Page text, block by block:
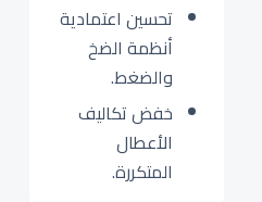
تحسين اعتمادية
أنظمة الضخ
والضغط.
خفض تكاليف
الأعطال
المتكررة.